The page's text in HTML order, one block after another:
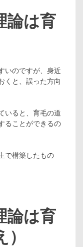
論は育
いのですが、身近
くと、誤った方向
いると、育毛の道
ることができるの
で構築したもの
論は育